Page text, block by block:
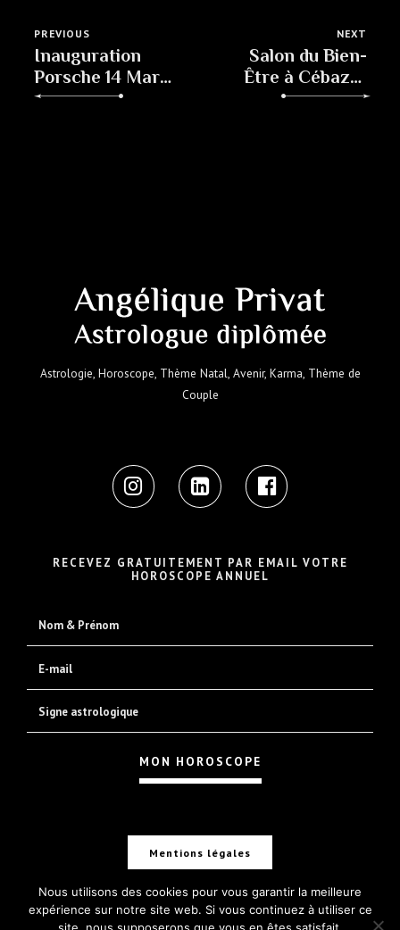
PREVIOUS
Inauguration
Porsche 14 Mars
2019
NEXT
Salon du Bien-
Être à Cébazat
Le Semaphore
Astrologie, Horoscope, Thème Natal, Avenir, Karma, Thème de
Couple
RECEVEZ GRATUITEMENT PAR EMAIL VOTRE
HOROSCOPE ANNUEL
Mentions légales
Nous utilisons des cookies pour vous garantir la meilleure
expérience sur notre site web. Si vous continuez à utiliser ce